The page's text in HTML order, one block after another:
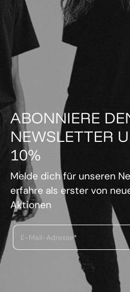
ABONNIERE
NEWSLETTER
10%
Melde dich für unseren
erfahre als erster von
Aktionen
E-Mail-Adresse*